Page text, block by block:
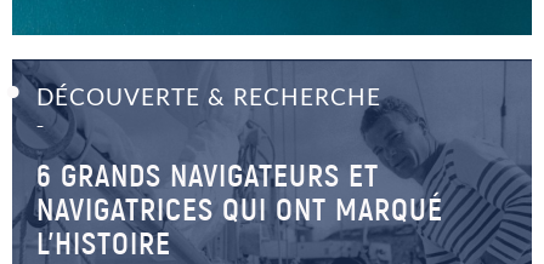
DÉCOUVERTE & RECHERCHE
–
6 GRANDS NAVIGATEURS ET
NAVIGATRICES QUI ONT MARQUÉ
L’HISTOIRE